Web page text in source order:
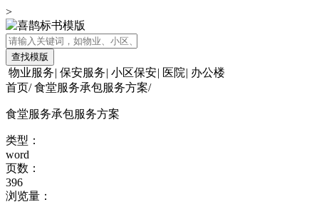
>
查找模版
物业服务| 保安服务| 小区保安| 医院| 办公楼
首页/ 食堂服务承包服务方案/
食堂服务承包服务方案
类型：
word
页数：
396
浏览量：